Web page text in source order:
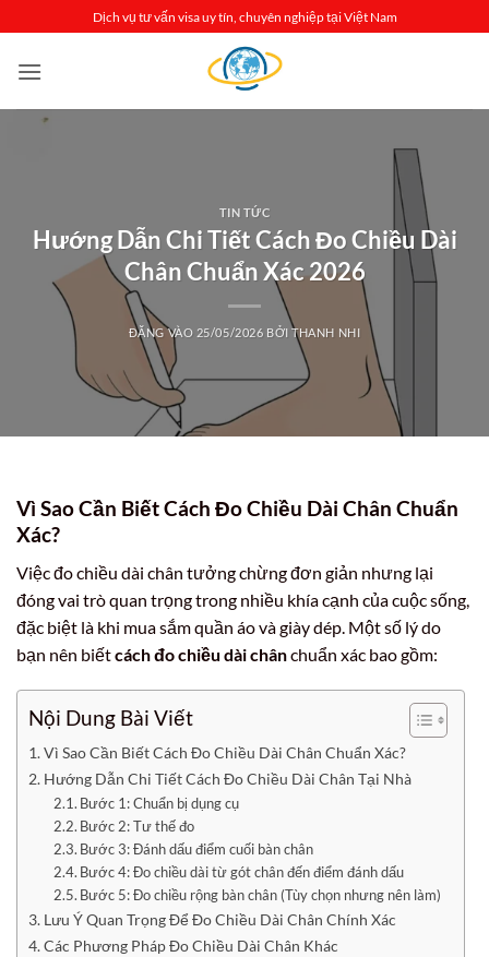
qua
nội
Dịch vụ tư vấn visa uy tín, chuyên nghiệp tại Việt Nam
TIN TỨC
Hướng Dẫn Chi Tiết Cách Đo Chiều Dài
Chân Chuẩn Xác 2026
ĐĂNG VÀO 25/05/2026 BỞITHANH NHI
Vì Sao Cần Biết Cách Đo Chiều Dài Chân Chuẩn
Xác?
Việc đo chiều dài chân tưởng chừng đơn giản nhưng lại
đóng vai trò quan trọng trong nhiều khía cạnh của cuộc sống,
đặc biệt là khi mua sắm quần áo và giày dép. Một số lý do
bạn nên biếtcách đo chiều dài chânchuẩn xác bao gồm:
Nội Dung Bài Viết
Vì Sao Cần Biết Cách Đo Chiều Dài Chân Chuẩn Xác?
Hướng Dẫn Chi Tiết Cách Đo Chiều Dài Chân Tại Nhà
Bước 1: Chuẩn bị dụng cụ
Bước 2: Tư thế đo
Bước 3: Đánh dấu điểm cuối bàn chân
Bước 4: Đo chiều dài từ gót chân đến điểm đánh dấu
Bước 5: Đo chiều rộng bàn chân (Tùy chọn nhưng nên làm)
Lưu Ý Quan Trọng Để Đo Chiều Dài Chân Chính Xác
Các Phương Pháp Đo Chiều Dài Chân Khác